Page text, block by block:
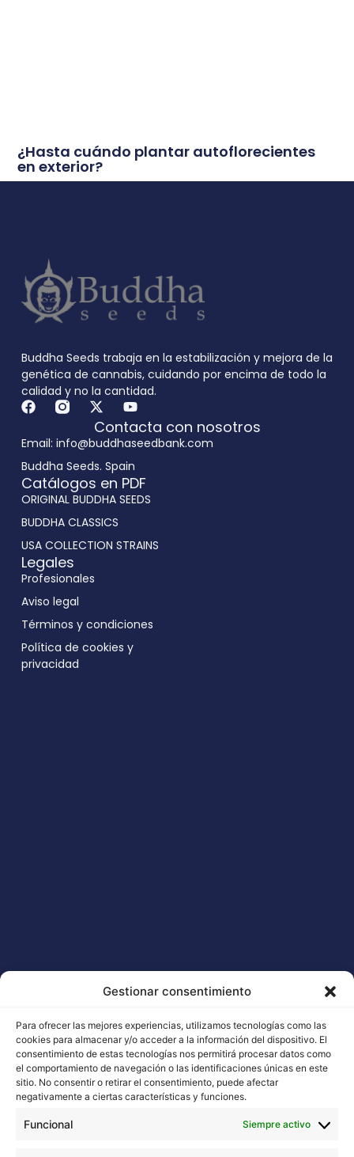
Gestionar consentimiento
Para ofrecer las mejores experiencias, utilizamos tecnologías como las
cookies para almacenar y/o acceder a la información del dispositivo. El
consentimiento de estas tecnologías nos permitirá procesar datos como
el comportamiento de navegación o las identificaciones únicas en este
sitio. No consentir o retirar el consentimiento, puede afectar
negativamente a ciertas características y funciones.
Funcional Siempre activo
¿Hasta cuándo plantar autoflorecientes
en exterior?
Buddha Seeds trabaja en la estabilización y mejora de la
genética de cannabis, cuidando por encima de todo la
calidad y no la cantidad.
Catálogos en PDF
ORIGINAL BUDDHA SEEDS
BUDDHA CLASSICS
USA COLLECTION STRAINS
Legales
Profesionales
Aviso legal
Términos y condiciones
Política de cookies y
privacidad
Contacta con nosotros
Email: info@buddhaseedbank.com
Buddha Seeds. Spain